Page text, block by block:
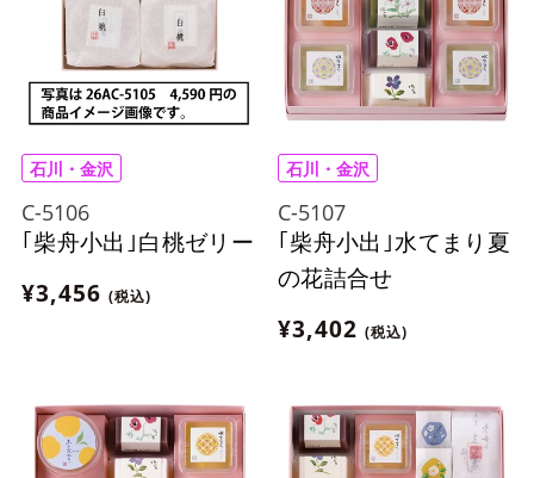
石川・金沢
C-5106
｢柴舟小出｣白桃ゼリー
¥3,456 (税込)
石川・金沢
C-5107
｢柴舟小出｣水てまり夏
の花詰合せ
¥3,402 (税込)